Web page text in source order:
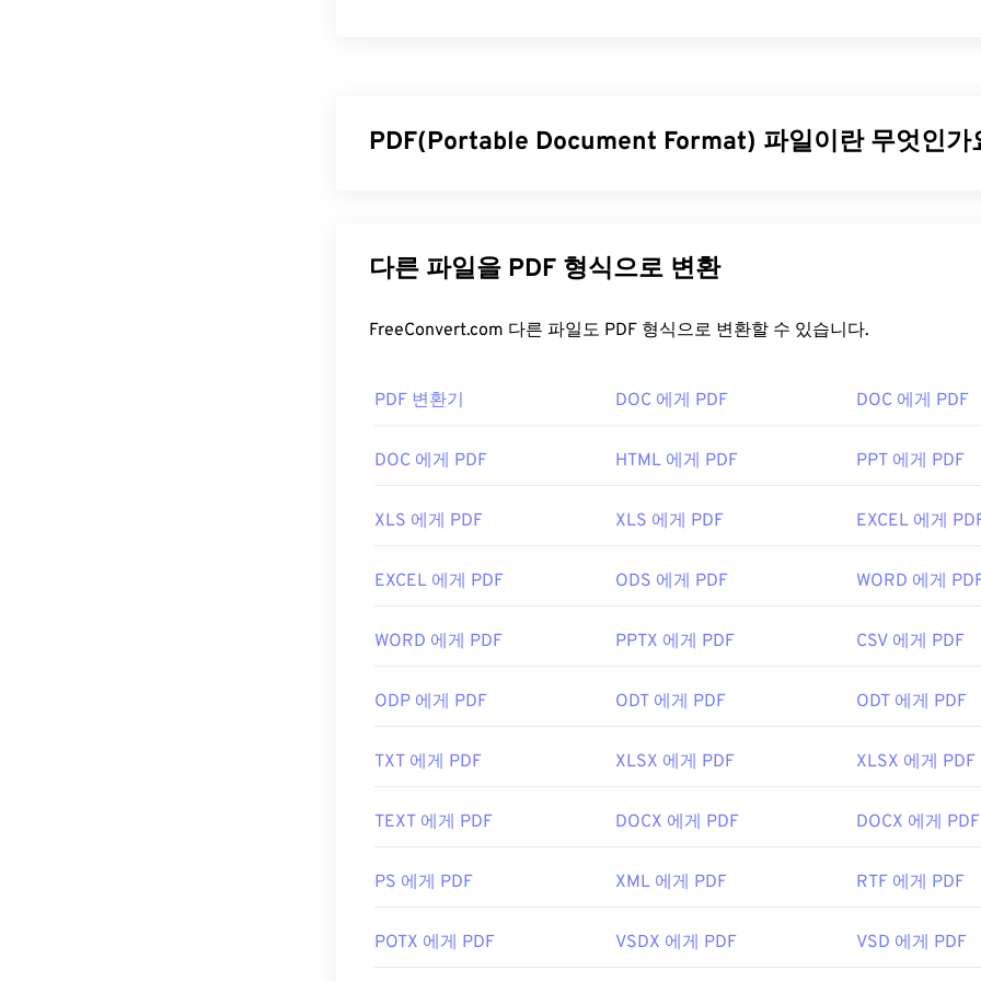
PEF 파일을 어떻게 여나요?
로그램으로는 PENTAX PHOTO Browser가 있습니다. PEF 파일을 여는 데 사용
그램이 아닌 다른 프로그램으로는Adobe Photoshop Lightroom이
다른 많은 프로그램도 이 파일 형식을 성공적으로 열 수 있습니다. Microsoft
Adobe Photoshop Adobe Photoshop Lightroom은 PEF 파일을 열고
다. PEF는 일반적으로 Adobe Digital Negative Raw Image(DNG), Tagged Image
로 변환됩니다.
최초 출시: 2006년 5월
PDF(Portable Document Format) 파일이란 무엇인가
원본 문서 형식을 그대로 유지할 수 있기 때문입니다. PDF 파일은 어떤 기기나
항상 동일하게 표시됩니다.
PDF 파일을 어떻게 여나요?
는 PDF 표준을 만들었고, Adobe Acrobat Reader는 단연 가장
인기 있는 무료
많아서 다소 불편한 프로그램입니다.
기능이나 확장 프로그램이 필요할 수도 있고, 필요하지 않을 수도 있지만, 온라인
SumatraPDF 나MuPDF를
강력 추천합니다. 둘 다 무료입니다.
최초 출시:1993년 6월 15일
유용한 링크:
https://acrobat.adobe.com/us/en/why-adobe/about-adobe-pdf.html
다른 파일을 PDF 형식으로 변환
FreeConvert.com 다른 파일도 PDF 형식으로 변환할 수 있습니다.
PDF 변환기 DOC 에게 PDF DOC 에게 PDF
DOC 에게 PDF HTML 에게 PDF PPT 에게 PDF
XLS 에게 PDF XLS 에게 PDF EXCEL 에게
EXCEL 에게 PDF ODS 에게 PDF WORD 에게
WORD 에게 PDF PPTX 에게 PDF CSV 에게 PDF
ODP 에게 PDF ODT 에게 PDF ODT 에게 PDF
TXT 에게 PDF XLSX 에게 PDF XLSX 에게 PDF
TEXT 에게 PDF DOCX 에게 PDF DOCX 에게 PDF
PS 에게 PDF XML 에게 PDF RTF 에게 PDF
POTX 에게 PDF VSDX 에게 PDF VSD 에게 PDF